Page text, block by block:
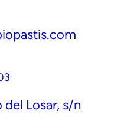
del Losar, s/n